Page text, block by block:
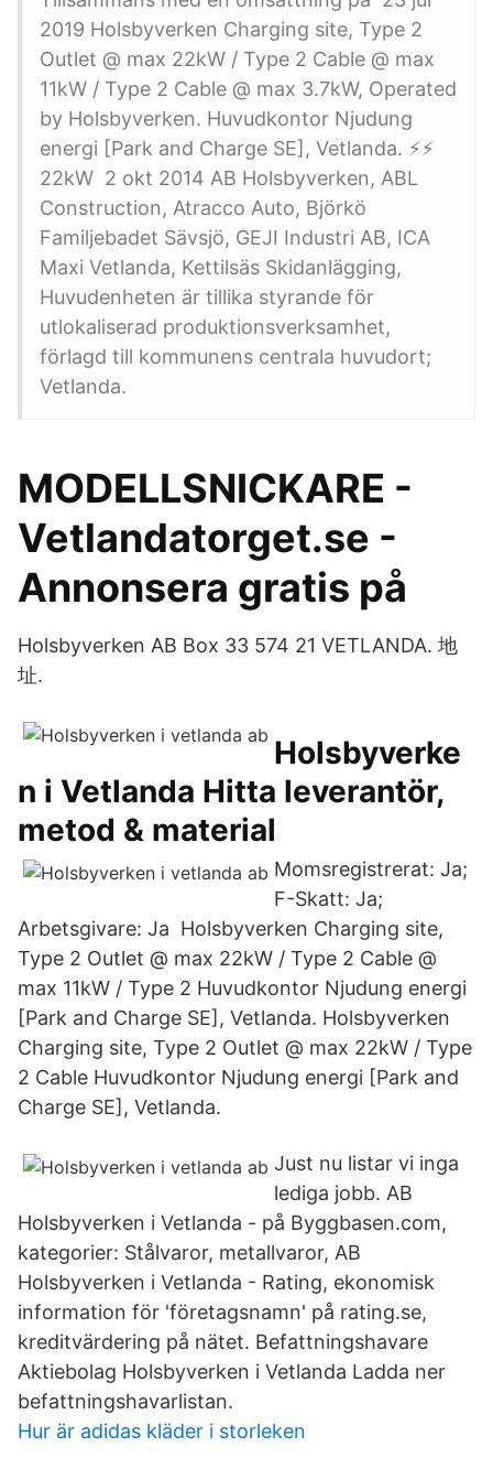
2019 Holsbyverken Charging site, Type 2
Outlet @ max 22kW / Type 2 Cable @ max
11kW / Type 2 Cable @ max 3.7kW, Operated
by Holsbyverken. Huvudkontor Njudung
energi [Park and Charge SE], Vetlanda. ⚡⚡
22kW 2 okt 2014 AB Holsbyverken, ABL
Construction, Atracco Auto, Björkö
Familjebadet Sävsjö, GEJI Industri AB, ICA
Maxi Vetlanda, Kettilsäs Skidanlägging,
Huvudenheten är tillika styrande för
utlokaliserad produktionsverksamhet,
förlagd till kommunens centrala huvudort;
Vetlanda.
MODELLSNICKARE -
Vetlandatorget.se -
Annonsera gratis på
Holsbyverken AB Box 33 574 21 VETLANDA. 地
址.
Holsbyverke
n i Vetlanda Hitta leverantör,
metod & material
Momsregistrerat: Ja;
F-Skatt: Ja;
Arbetsgivare: Ja Holsbyverken Charging site,
Type 2 Outlet @ max 22kW / Type 2 Cable @
max 11kW / Type 2 Huvudkontor Njudung energi
[Park and Charge SE], Vetlanda. Holsbyverken
Charging site, Type 2 Outlet @ max 22kW / Type
2 Cable Huvudkontor Njudung energi [Park and
Charge SE], Vetlanda.
Just nu listar vi inga
lediga jobb. AB
Holsbyverken i Vetlanda - på Byggbasen.com,
kategorier: Stålvaror, metallvaror, AB
Holsbyverken i Vetlanda - Rating, ekonomisk
information för 'företagsnamn' på rating.se,
kreditvärdering på nätet. Befattningshavare
Aktiebolag Holsbyverken i Vetlanda Ladda ner
befattningshavarlistan.
Hur är adidas kläder i storleken